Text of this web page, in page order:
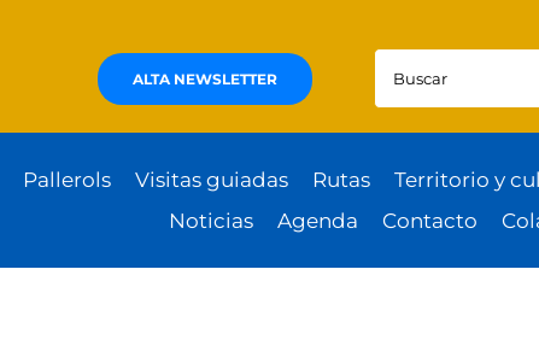
ALTA NEWSLETTER
Buscar:
Pallerols Visitas guiadas Rutas
Territorio y
Noticias
Agenda Contacto